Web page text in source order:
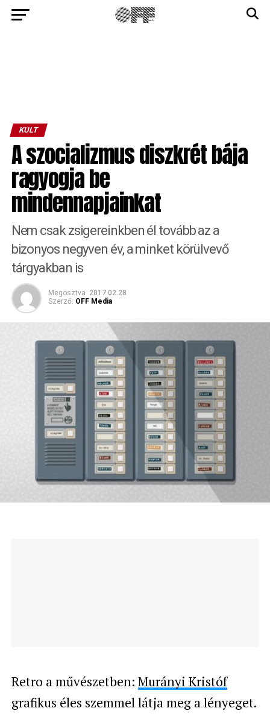
KULT
A szocializmus diszkrét bája
ragyogja be
mindennapjainkat
Nem csak zsigereinkben él tovább az a
bizonyos negyven év, a minket körülvevő
tárgyakban is
Megosztva 2017.02.28
Szerző: OFF Media
Retro a művészetben: Murányi Kristóf
grafikus éles szemmel látja meg a lényeget.